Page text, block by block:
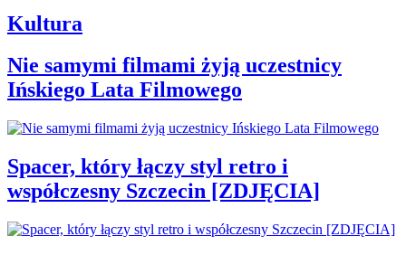
Kultura
Nie samymi filmami żyją uczestnicy
Ińskiego Lata Filmowego
Spacer, który łączy styl retro i
współczesny Szczecin [ZDJĘCIA]